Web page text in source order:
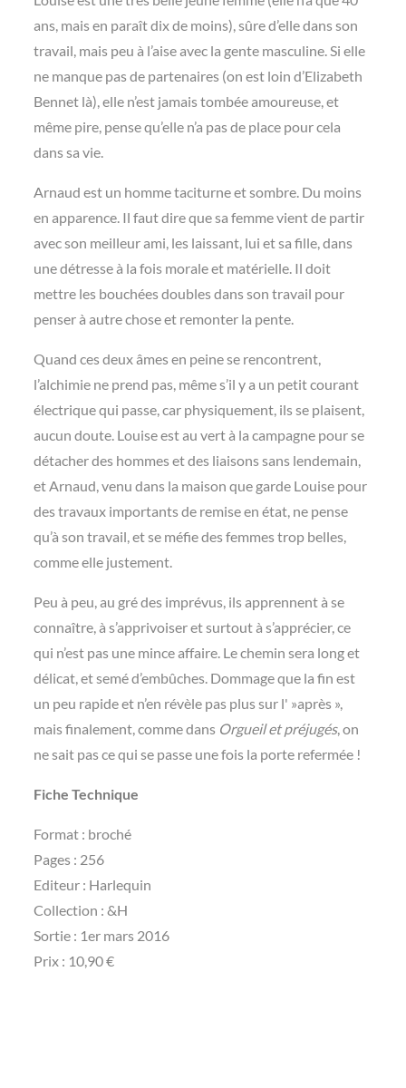
ans, mais en paraît dix de moins), sûre d’elle dans son
travail, mais peu à l’aise avec la gente masculine. Si elle
ne manque pas de partenaires (on est loin d’Elizabeth
Bennet là), elle n’est jamais tombée amoureuse, et
même pire, pense qu’elle n’a pas de place pour cela
dans sa vie.
Arnaud est un homme taciturne et sombre. Du moins
en apparence. Il faut dire que sa femme vient de partir
avec son meilleur ami, les laissant, lui et sa fille, dans
une détresse à la fois morale et matérielle. Il doit
mettre les bouchées doubles dans son travail pour
penser à autre chose et remonter la pente.
Quand ces deux âmes en peine se rencontrent,
l’alchimie ne prend pas, même s’il y a un petit courant
électrique qui passe, car physiquement, ils se plaisent,
aucun doute. Louise est au vert à la campagne pour se
détacher des hommes et des liaisons sans lendemain,
et Arnaud, venu dans la maison que garde Louise pour
des travaux importants de remise en état, ne pense
qu’à son travail, et se méfie des femmes trop belles,
comme elle justement.
Peu à peu, au gré des imprévus, ils apprennent à se
connaître, à s’apprivoiser et surtout à s’apprécier, ce
qui n’est pas une mince affaire. Le chemin sera long et
délicat, et semé d’embûches. Dommage que la fin est
un peu rapide et n’en révèle pas plus sur l' »après »,
mais finalement, comme dans Orgueil et préjugés, on
ne sait pas ce qui se passe une fois la porte refermée !
Fiche Technique
Format : broché
Pages : 256
Editeur : Harlequin
Collection : &H
Sortie : 1er mars 2016
Prix : 10,90 €